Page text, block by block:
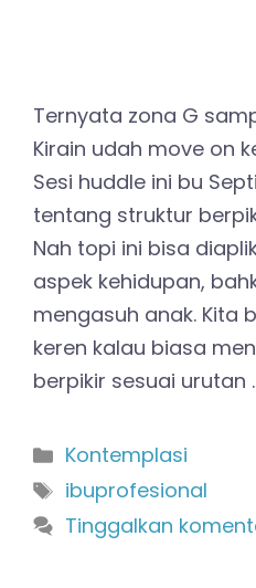
Ternyata zona G
Kirain udah move on
Sesi huddle ini bu
tentang struktur
Nah topi ini bisa
aspek kehidupan,
mengasuh anak. Kita
keren kalau biasa
berpikir sesuai urutan
Kategori
Kontemplasi
Tag
ibuprofesional
Tinggalkan